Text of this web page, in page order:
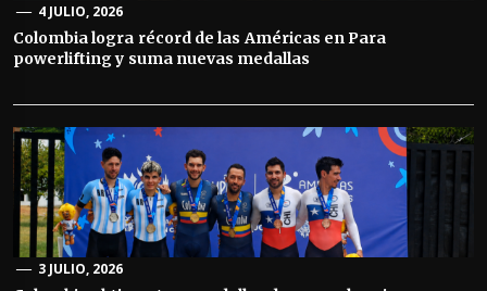
4 JULIO, 2026
Colombia logra récord de las Américas en Para
powerlifting y suma nuevas medallas
3 JULIO, 2026